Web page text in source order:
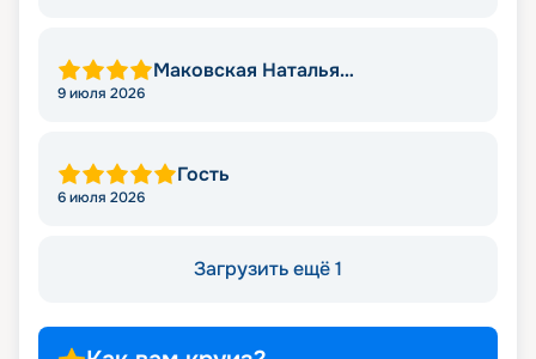
Маковская Наталья
9 июля 2026
Гость
6 июля 2026
Загрузить ещё 1